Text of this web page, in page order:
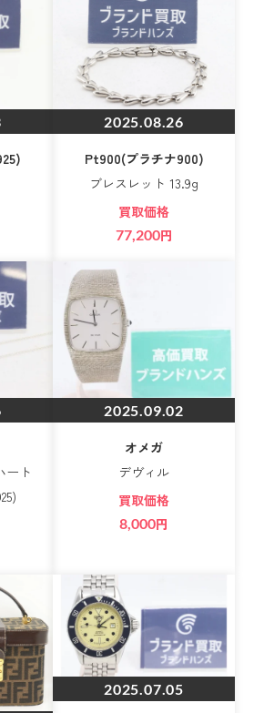
2025.08.26
Pt900(プラチナ900)
ブレスレット 13.9g
買取価格
77,200円
ート
2025.09.02
オメガ
デヴィル
買取価格
8,000円
2025.07.05